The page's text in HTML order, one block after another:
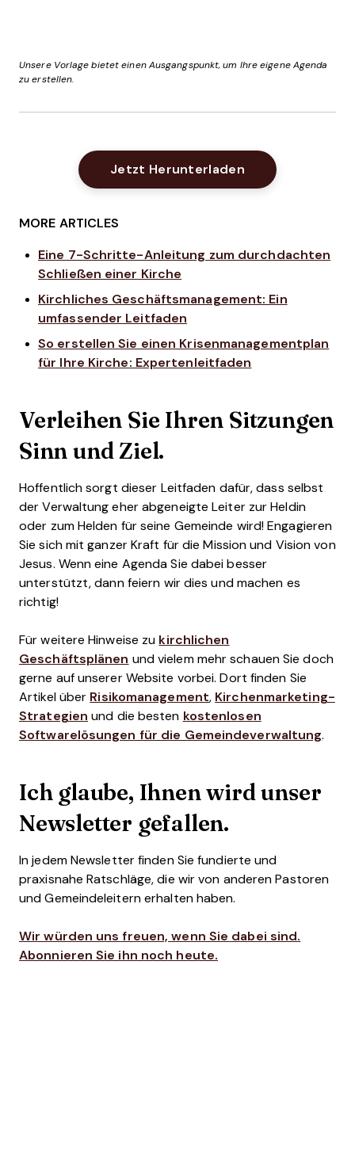
Unsere Vorlage bietet einen Ausgangspunkt, um Ihre eigene Agenda
zu erstellen.
Jetzt Herunterladen Opens New
MORE ARTICLES
Eine 7-Schritte-Anleitung zum durchdachten
Schließen einer Kirche
Kirchliches Geschäftsmanagement: Ein
umfassender Leitfaden
So erstellen Sie einen Krisenmanagementplan
für Ihre Kirche: Expertenleitfaden
Verleihen Sie Ihren Sitzungen
Sinn und Ziel.
Hoffentlich sorgt dieser Leitfaden dafür, dass selbst
der Verwaltung eher abgeneigte Leiter zur Heldin
oder zum Helden für seine Gemeinde wird! Engagieren
Sie sich mit ganzer Kraft für die Mission und Vision von
Jesus. Wenn eine Agenda Sie dabei besser
unterstützt, dann feiern wir dies und machen es
richtig!
Für weitere Hinweise zu kirchlichen
Geschäftsplänen und vielem mehr schauen Sie doch
gerne auf unserer Website vorbei. Dort finden Sie
Artikel über Risikomanagement, Kirchenmarketing-
Strategien und die besten kostenlosen
Softwarelösungen für die Gemeindeverwaltung.
Ich glaube, Ihnen wird unser
Newsletter gefallen.
In jedem Newsletter finden Sie fundierte und
praxisnahe Ratschläge, die wir von anderen Pastoren
und Gemeindeleitern erhalten haben.
Wir würden uns freuen, wenn Sie dabei sind.
Abonnieren Sie ihn noch heute.